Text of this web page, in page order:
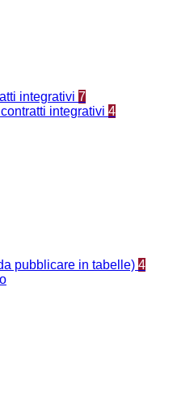
integrativi 7
integrativi 4
pubblicare in tabelle) 4